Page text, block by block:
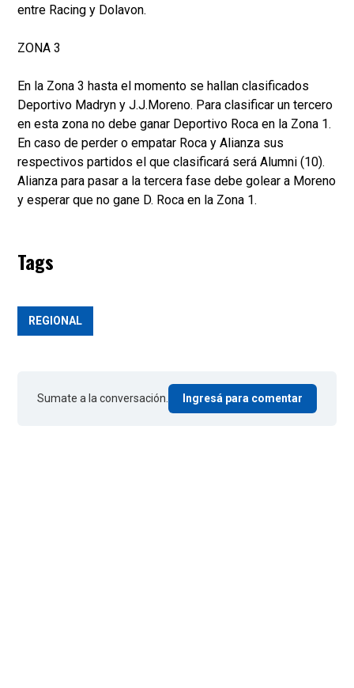
entre Racing y Dolavon.
ZONA 3
En la Zona 3 hasta el momento se hallan clasificados
Deportivo Madryn y J.J.Moreno. Para clasificar un tercero
en esta zona no debe ganar Deportivo Roca en la Zona 1.
En caso de perder o empatar Roca y Alianza sus
respectivos partidos el que clasificará será Alumni (10).
Alianza para pasar a la tercera fase debe golear a Moreno
y esperar que no gane D. Roca en la Zona 1.
Tags
REGIONAL
Sumate a la conversación. Ingresá para comentar